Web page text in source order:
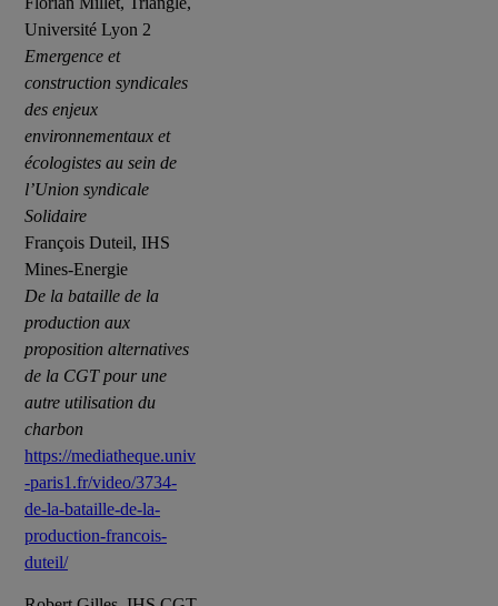
Université Lyon 2
Emergence et
construction syndicales
des enjeux
environnementaux et
écologistes au sein de
l’Union syndicale
Solidaire
François Duteil, IHS
Mines-Energie
De la bataille de la
production aux
proposition alternatives
de la CGT pour une
autre utilisation du
charbon
https://mediatheque.univ
-paris1.fr/video/3734-
de-la-bataille-de-la-
production-francois-
duteil/